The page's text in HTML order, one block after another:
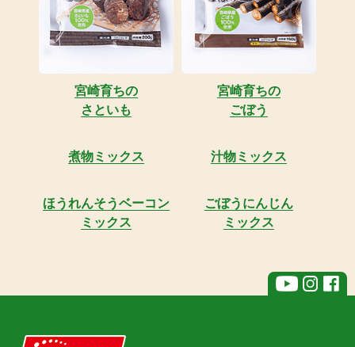
宮崎育ちの
さといも
宮崎育ちの
ごぼう
煮物ミックス 汁物ミックス
ほうれんそうベーコン
ミックス
ごぼうにんじん
ミックス